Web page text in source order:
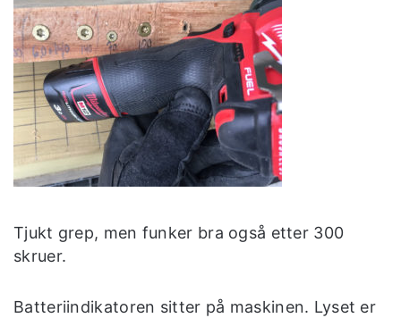
Tjukt grep, men funker bra også etter 300
skruer.
Batteriindikatoren sitter på maskinen. Lyset er